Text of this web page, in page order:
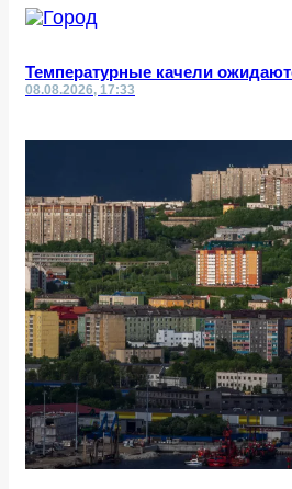
Температурные качели
08.08.2026, 17:33